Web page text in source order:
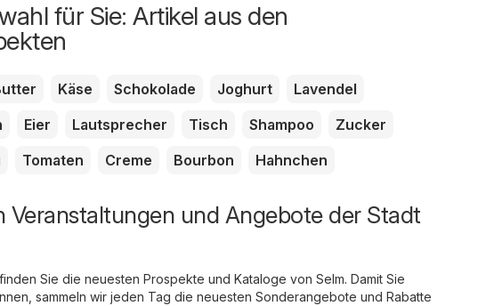
für Sie: Artikel aus den
Käse Schokolade Joghurt
Lavendel
Eier Lautsprecher Tisch Shampoo
Zucker
Tomaten Creme Bourbon Hahnchen
Veranstaltungen und Angebote der Stadt
Sie die neuesten Prospekte und Kataloge von Selm. Damit Sie
sammeln wir jeden Tag die neuesten Sonderangebote und Rabatte